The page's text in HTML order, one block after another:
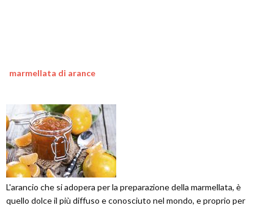
marmellata di arance
L'arancio che si adopera per la preparazione della marmellata, è
quello dolce il più diffuso e conosciuto nel mondo, e proprio per